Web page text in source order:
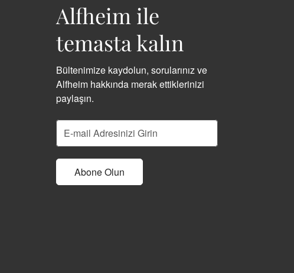
Alfheim ile
temasta kalın
Bültenimize kaydolun, sorularınız ve
Alfheim hakkında merak ettiklerinizi
paylaşın.
Abone Olun